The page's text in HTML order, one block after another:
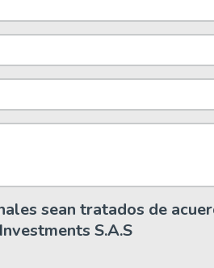
sean tratados de
S.A.S